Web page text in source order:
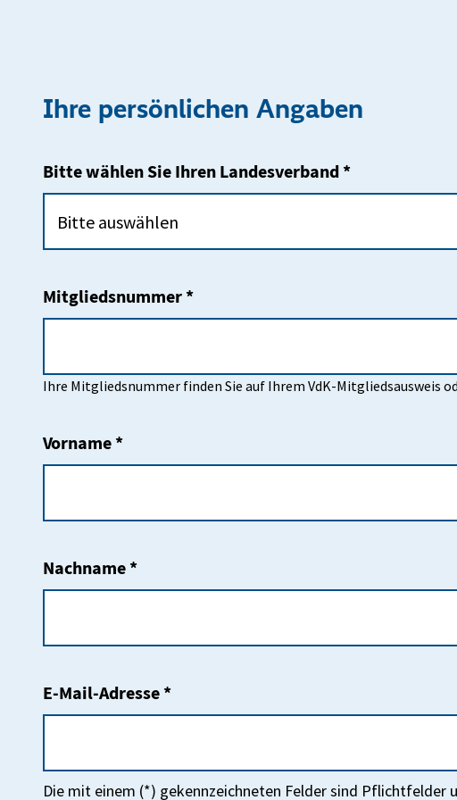
Ihre persönlichen Angaben
Bitte wählen Sie Ihren Landesverband *
Mitgliedsnummer *
Ihre Mitgliedsnummer finden Sie auf Ihrem VdK-Mitgliedsausweis
Vorname *
Nachname *
E-Mail-Adresse *
Die mit einem (*) gekennzeichneten Felder sind Pflichtfelder